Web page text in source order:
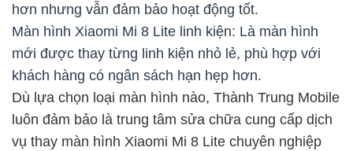
hơn nhưng vẫn đảm bảo hoạt động tốt.
Màn hình Xiaomi Mi 8 Lite linh kiện: Là màn hình
mới được thay từng linh kiện nhỏ lẻ, phù hợp với
khách hàng có ngân sách hạn hẹp hơn.
Dù lựa chọn loại màn hình nào, Thành Trung Mobile
luôn đảm bảo là trung tâm sửa chữa cung cấp dịch
vụ thay màn hình Xiaomi Mi 8 Lite chuyên nghiệp